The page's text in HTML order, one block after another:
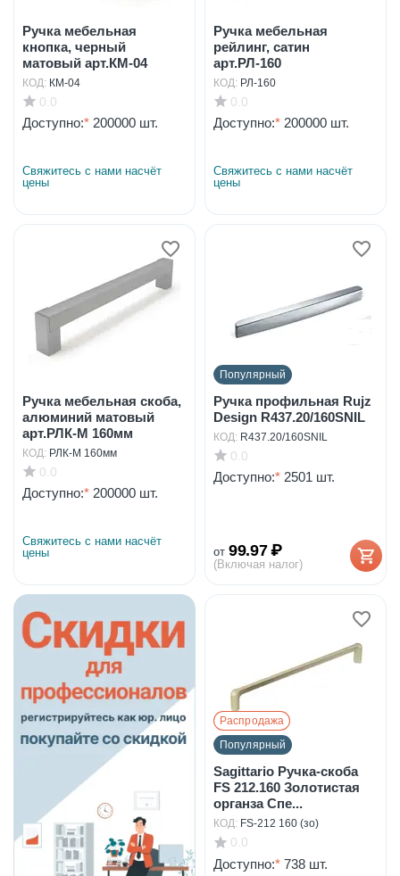
Ручка мебельная
кнопка, черный
матовый арт.КМ-04
КОД: КМ-04
0.0
Доступно:* 200000 шт.
Свяжитесь с нами насчёт
цены
Ручка мебельная
рейлинг, сатин
арт.РЛ-160
КОД: РЛ-160
0.0
Доступно:* 200000 шт.
Свяжитесь с нами насчёт
цены
Ручка мебельная скоба,
алюминий матовый
арт.РЛК-М 160мм
КОД: РЛК-М 160мм
0.0
Доступно:* 200000 шт.
Свяжитесь с нами насчёт
цены
Популярный
Ручка профильная Rujz
Design R437.20/160SNIL
КОД: R437.20/160SNIL
0.0
Доступно:* 2501 шт.
от 99.97 ₽
(Включая налог)
Распродажа
Популярный
Sagittario Ручка-скоба
FS 212.160 Золотистая
органза Спе...
КОД: FS-212 160 (зо)
0.0
Доступно:* 738 шт.